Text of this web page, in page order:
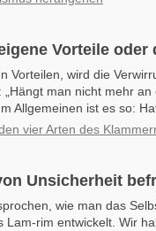
Vorteile oder
Vorteilen, wird die
man nicht mehr
Allgemeinen ist es so:
vier Arten des
Unsicherheit
wie man das
rim entwickelt. Wir